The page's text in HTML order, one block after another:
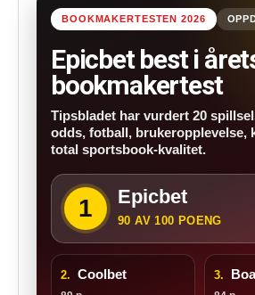
BOOKMAKERTESTEN 2026
Epicbet best i
bookmakertest
Tipsbladet har vurdert 20
odds, fotball, brukeropplevelse,
total sportsbook-kvalitet.
1 Epicbet
90 AV 100 POENG
2. Coolbet 3.